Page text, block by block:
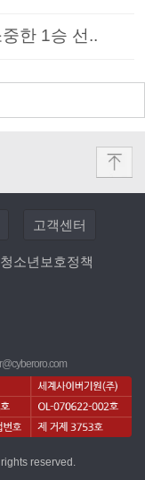
한 1승 선..
고객센터
청소년보호정책
reserved.